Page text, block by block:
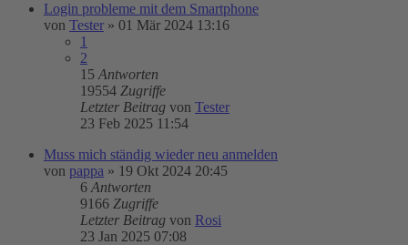
Login probleme mit dem Smartphone
von Tester » 01 Mär 2024 13:16
1
2
15 Antworten
19554 Zugriffe
Letzter Beitrag von Tester
23 Feb 2025 11:54
Muss mich ständig wieder neu anmelden
von pappa » 19 Okt 2024 20:45
6 Antworten
9166 Zugriffe
Letzter Beitrag von Rosi
23 Jan 2025 07:08